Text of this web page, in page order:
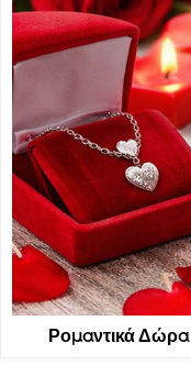
Ρομαντικά Δώρα